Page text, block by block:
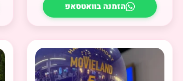
הזמנה בוואטסאפ